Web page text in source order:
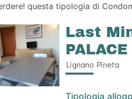
questa tipologia di
Last
Lignano Pineta
Tipologia